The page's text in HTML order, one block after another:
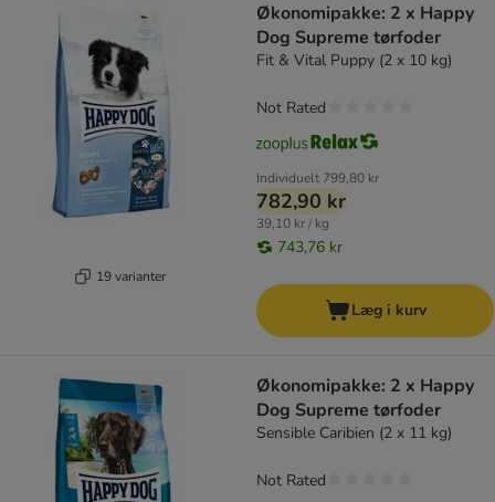
19 varianter
Økonomipakke: 2 x Happy
Dog Supreme tørfoder
Fit & Vital Puppy (2 x 10 kg)
Individuelt 799,80 kr
782,90 kr
39,10 kr / kg
743,76 kr
Not Rated
Læg i kurv
Økonomipakke: 2 x Happy
Dog Supreme tørfoder
Sensible Caribien (2 x 11 kg)
Not Rated